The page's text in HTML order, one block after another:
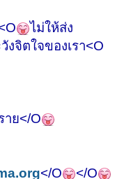
ไม่ให้ส่ง
งจิตใจของเรา<O
าย</O
</O
</O